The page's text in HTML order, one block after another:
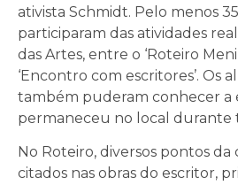
ativista Schmidt. Pelo menos
participaram das atividades
das Artes, entre o ‘Roteiro
‘Encontro com escritores’. Os
também puderam conhecer a
permaneceu no local durante
No Roteiro, diversos pontos da
citados nas obras do escritor,